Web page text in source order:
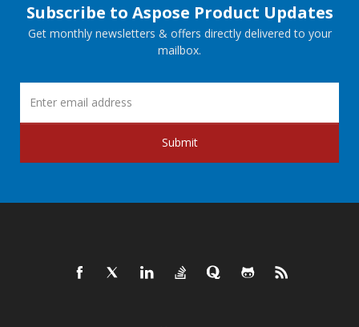
Subscribe to Aspose Product Updates
Get monthly newsletters & offers directly delivered to your
mailbox.
Submit